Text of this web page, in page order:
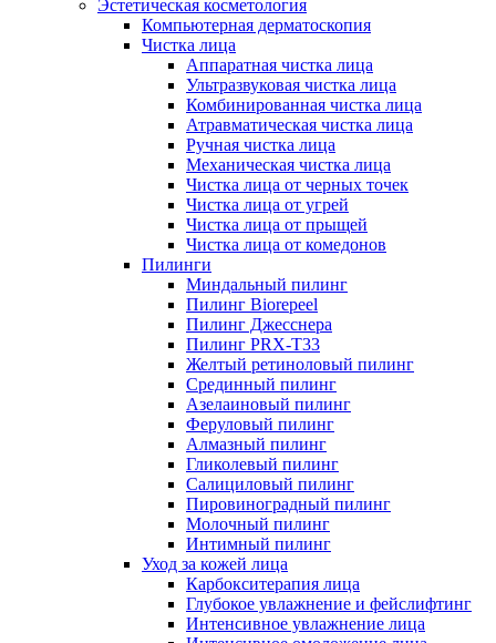
Эстетическая косметология
Компьютерная дерматоскопия
Чистка лица
Аппаратная чистка лица
Ультразвуковая чистка лица
Комбинированная чистка лица
Атравматическая чистка лица
Ручная чистка лица
Механическая чистка лица
Чистка лица от черных точек
Чистка лица от угрей
Чистка лица от прыщей
Чистка лица от комедонов
Пилинги
Миндальный пилинг
Пилинг Biorepeel
Пилинг Джесснера
Пилинг PRX-T33
Желтый ретиноловый пилинг
Срединный пилинг
Азелаиновый пилинг
Феруловый пилинг
Алмазный пилинг
Гликолевый пилинг
Салициловый пилинг
Пировиноградный пилинг
Молочный пилинг
Интимный пилинг
Уход за кожей лица
Карбокситерапия лица
Глубокое увлажнение и фейслифтинг
Интенсивное увлажнение лица